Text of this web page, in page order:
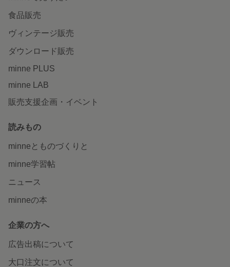
食品販売
ヴィンテージ販売
ダウンロード販売
minne PLUS
minne LAB
販売支援企画・イベント
読みもの
minneとものづくりと
minne学習帖
ニュース
minneの本
企業の方へ
広告出稿について
大口注文について